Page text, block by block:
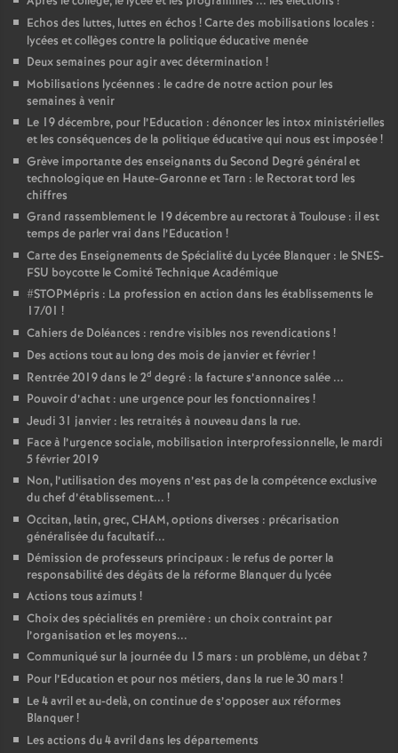
Echos des luttes, luttes en échos ! Carte des mobilisations locales :
lycées et collèges contre la politique éducative menée
Deux semaines pour agir avec détermination !
Mobilisations lycéennes : le cadre de notre action pour les
semaines à venir
Le 19 décembre, pour l’Education : dénoncer les intox ministérielles
et les conséquences de la politique éducative qui nous est imposée!
Grève importante des enseignants du Second Degré général et
technologique en Haute-Garonne et Tarn : le Rectorat tord les
chiffres
Grand rassemblement le 19 décembre au rectorat à Toulouse : il est
temps de parler vrai dans l’Education !
Carte des Enseignements de Spécialité du Lycée Blanquer : le SNES-
FSU boycotte le Comité Technique Académique
#STOPMépris : La profession en action dans les établissements le
17/01 !
Cahiers de Doléances : rendre visibles nos revendications !
Des actions tout au long des mois de janvier et février!
Rentrée 2019 dans le 2d degré : la facture s’annonce salée ...
Pouvoir d’achat : une urgence pour les fonctionnaires !
Jeudi 31 janvier : les retraités à nouveau dans la rue.
Face à l’urgence sociale, mobilisation interprofessionnelle, le mardi
5 février 2019
Non, l’utilisation des moyens n’est pas de la compétence exclusive
du chef d’établissement... !
Occitan, latin, grec, CHAM, options diverses : précarisation
généralisée du facultatif...
Démission de professeurs principaux : le refus de porter la
responsabilité des dégâts de la réforme Blanquer du lycée
Actions tous azimuts !
Choix des spécialités en première : un choix contraint par
l’organisation et les moyens...
Communiqué sur la journée du 15 mars : un problème, un débat?
Pour l’Education et pour nos métiers, dans la rue le 30 mars !
Le 4 avril et au-delà, on continue de s’opposer aux réformes
Blanquer!
Les actions du 4 avril dans les départements